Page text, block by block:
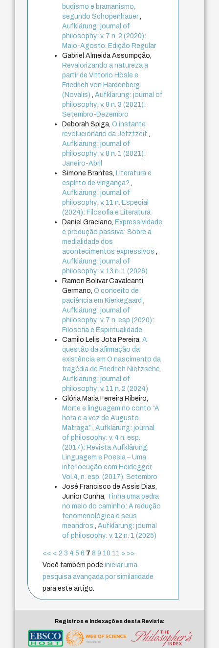
budismo e bramanismo,
segundo Schopenhauer,
Aufklärung: journal of
philosophy: v. 7 n. 2 (2020):
Maio-Agosto. Edição Regular
Gabriel Almeida Assumpção,
Revalorizando a natureza a
partir de Vittorio Hösle e
Friedrich von Hardenberg
(Novalis),Aufklärung: journal of
philosophy: v. 8 n. 3 (2021):
Setembro-Dezembro
Deborah Spiga,O instante
revolucionário da Jetztzeit,
Aufklärung: journal of
philosophy: v. 8 n. 1 (2021):
Janeiro-Abril
Simone Brantes, Literatura e
espírito de vingança?,
Aufklärung: journal of
philosophy: v. 11 n. Especial
(2024): Filosofia e Literatura
Daniel Graciano, Expressividade
e produção passiva: Sobre a
medialidade dos
acontecimentos expressivos,
Aufklärung: journal of
philosophy: v. 13 n. 1 (2026)
Ramon Bolivar Cavalcanti
Germano,O conceito de
paciência em Kierkegaard,
Aufklärung: journal of
philosophy: v. 7 n. esp (2020):
Filosofia e Espiritualidade
Camilo Lelis Jota Pereira,A
questão da afirmação da
existência em O nascimento da
tragédia de Friedrich Nietzsche,
Aufklärung: journal of
philosophy: v. 11 n. 2 (2024)
Glória Maria Ferreira Ribeiro,
Morte e linguagem no conto “A
hora e a vez de Augusto
Matraga”,Aufklärung: journal
of philosophy: v. 4 n. esp.
(2017): Revista Aufklärung.
Linguagem e Poesia – Uma
interlocução com Heidegger,
Vol.4, n. esp. (2017), Setembro
José Francisco de Assis Dias,
Junior Cunha, Tinha uma pedra
no meio do caminho: A redução
fenomenológica e seus
meandros,Aufklärung: journal
of philosophy: v. 12 n. 1 (2025)
<< < 2 3 4 5 6 7 8 9 10 11 > >>
Você também podeiniciar uma
pesquisa avançada por similaridade
para este artigo.
Registros e Indexações desta Revista: